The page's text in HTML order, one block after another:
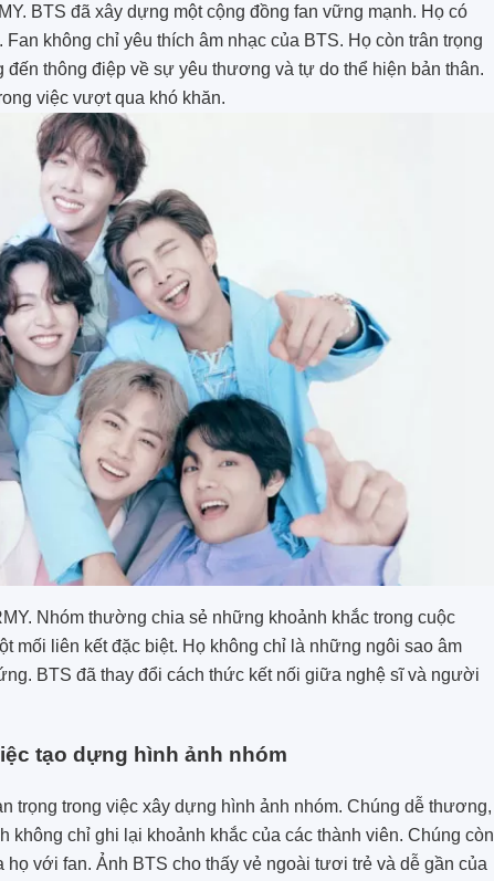
BTS đã xây dựng một cộng đồng fan vững mạnh. Họ có
không chỉ yêu thích âm nhạc của BTS. Họ còn trân trọng
đến thông điệp về sự yêu thương và tự do thể hiện bản thân.
việc vượt qua khó khăn.
Nhóm thường chia sẻ những khoảnh khắc trong cuộc
mối liên kết đặc biệt. Họ không chỉ là những ngôi sao âm
BTS đã thay đổi cách thức kết nối giữa nghệ sĩ và người
tạo dựng hình ảnh nhóm
trọng trong việc xây dựng hình ảnh nhóm. Chúng dễ thương,
không chỉ ghi lại khoảnh khắc của các thành viên. Chúng còn
với fan. Ảnh BTS cho thấy vẻ ngoài tươi trẻ và dễ gần của